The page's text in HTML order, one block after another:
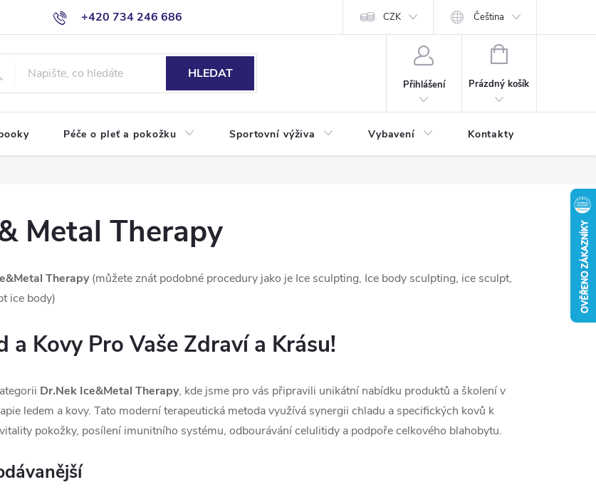
+420 734 246 686 CZK Čeština
HLEDAT
Přihlášení
NÁKUPNÍ
Prázdný košík
Péče o pleť a pokožku Sportovní výživa Vybavení Kontakty
Metal Therapy
Therapy(můžete znát podobné procedury jako je Ice sculpting, Ice body sculpting, ice sculpt,
ice body)
a Kovy Pro Vaše Zdraví a Krásu!
Dr.Nek Ice&Metal Therapy, kde jsme pro vás připravili unikátní nabídku produktů a školení v
ledem a kovy. Tato moderní terapeutická metoda využívá synergii chladu a specifických kovů k
pokožky, posílení imunitního systému, odbourávání celulitidy a podpoře celkového blahobytu.